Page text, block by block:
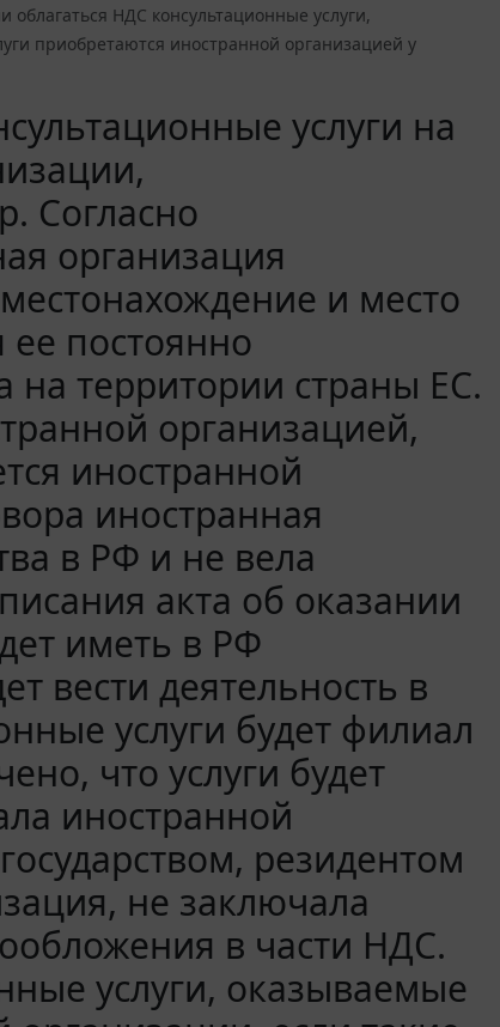
НДС консультационные услуги,
приобретаются иностранной организацией у
услуги на
Согласно
организация
и место
постоянно
на территории страны ЕС.
организацией,
иностранной
иностранная
в РФ и не вела
акта об оказании
иметь в РФ
вести деятельность в
услуги будет филиал
что услуги будет
иностранной
резидентом
не заключала
в части НДС.
услуги, оказываемые